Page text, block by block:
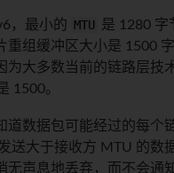
，最小的 MTU 是 1280 字
重组缓冲区大小是 1500
为大多数当前的链路层技
1500。
道数据包可能经过的每个
送大于接收方 MTU 的数
无声息地丢弃，而不会通